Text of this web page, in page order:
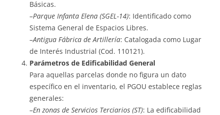
Básicas.
–Parque Infanta Elena (SGEL-14): Identificado como
Sistema General de Espacios Libres.
–Antigua Fábrica de Artillería: Catalogada como Lugar
de Interés Industrial (Cod. 110121).
Parámetros de Edificabilidad General
Para aquellas parcelas donde no figura un dato
específico en el inventario, el PGOU establece reglas
generales:
–En zonas de Servicios Terciarios (ST): La edificabilidad